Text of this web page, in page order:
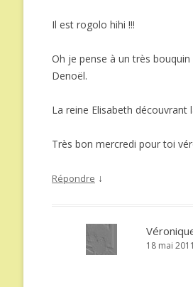
Il est rogolo hihi !!!
Oh je pense à un très
Denoël.
La reine Elisabeth découvrant
Très bon mercredi pour toi
Répondre ↓
18 mai